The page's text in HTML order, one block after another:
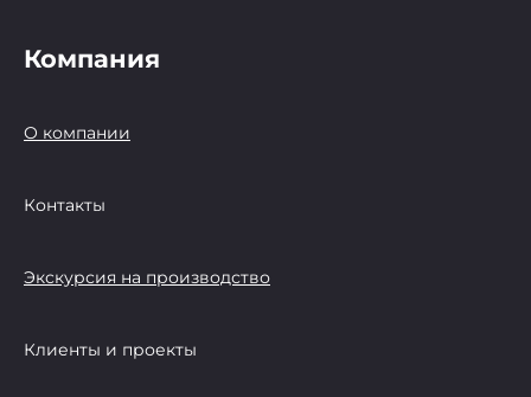
Компания
О компании
Контакты
Экскурсия на производство
Клиенты и проекты